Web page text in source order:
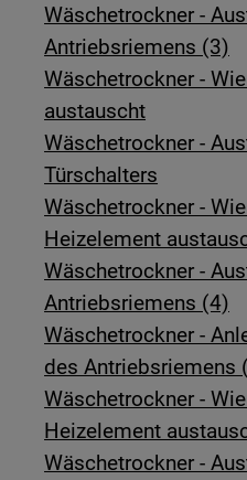
Wäschetrockner -
Antriebsriemens (3)
Wäschetrockner -
austauscht
Wäschetrockner -
Türschalters
Wäschetrockner -
Heizelement
Wäschetrockner -
Antriebsriemens (4)
Wäschetrockner -
des Antriebsriemens
Wäschetrockner -
Heizelement
Wäschetrockner -